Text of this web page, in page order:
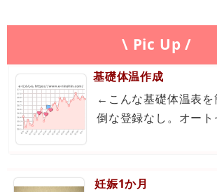
\ Pic Up /
基礎体温作成
←こんな基礎体温表
倒な登録なし。オー
妊娠1か月